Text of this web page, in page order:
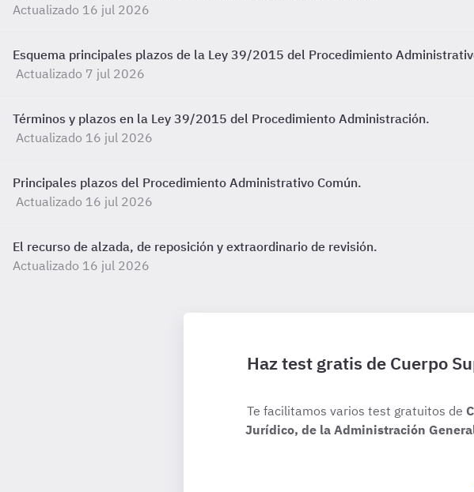
Actualizado 16 jul 2026
Esquema principales plazos de la Ley 39/2015 del Procedimiento
Actualizado 7 jul 2026
Términos y plazos en la Ley 39/2015 del Procedimiento Administración.
Actualizado 16 jul 2026
Principales plazos del Procedimiento Administrativo Común.
Actualizado 16 jul 2026
El recurso de alzada, de reposición y extraordinario de revisión.
Actualizado 16 jul 2026
Haz test gratis de Cuerpo
Te facilitamos varios test gratuitos de
Jurídico, de la Administración